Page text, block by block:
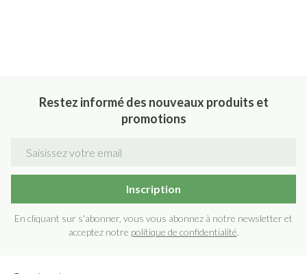
Restez informé des nouveaux produits et
promotions
Inscription
En cliquant sur s'abonner, vous vous abonnez à notre newsletter et
acceptez notre politique de confidentialité.